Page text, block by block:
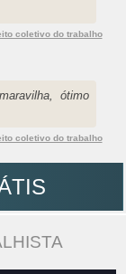
coletivo do trabalho
ótimo
coletivo do trabalho